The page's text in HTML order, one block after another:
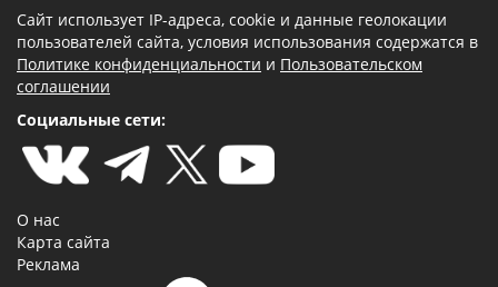
Сайт использует IP-адреса, cookie и данные геолокации
пользователей сайта, условия использования содержатся в
Политике конфиденциальности и Пользовательском
соглашении
Социальные сети:
О нас
Карта сайта
Реклама